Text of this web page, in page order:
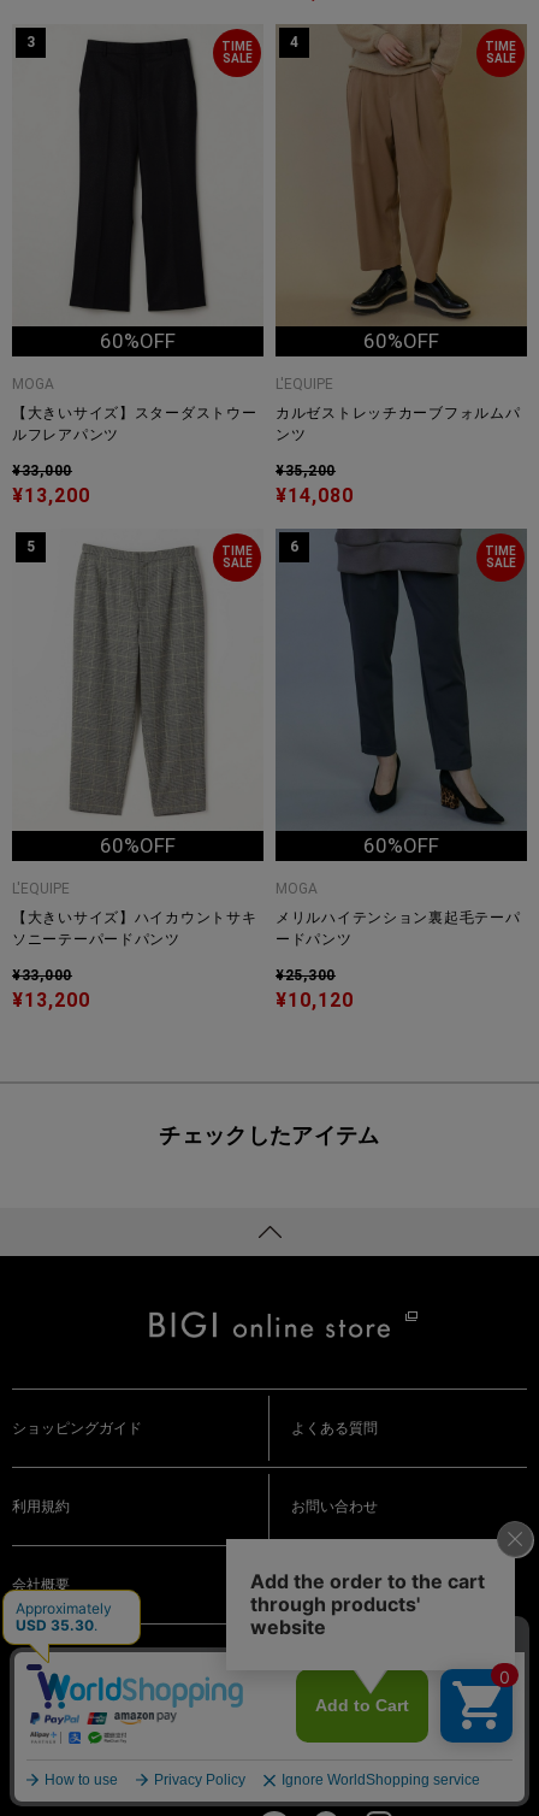
TIME
SALE
3
60%OFF
MOGA
【大きいサイズ】スターダストウー
ルフレアパンツ
¥33,000
¥13,200
TIME
SALE
4
60%OFF
L'EQUIPE
カルゼストレッチカーブフォルムパ
ンツ
¥35,200
¥14,080
TIME
SALE
5
60%OFF
L'EQUIPE
【大きいサイズ】ハイカウントサキ
ソニーテーパードパンツ
¥33,000
¥13,200
TIME
SALE
6
60%OFF
MOGA
メリルハイテンション裏起毛テーパ
ードパンツ
¥25,300
¥10,120
チェックしたアイテム
ショッピングガイド よくある質問
利用規約 お問い合わせ
会社概要 特定商取引法に基づく表記
プライバシーポリシー
メルマガ登録 （会員登録が必要です）